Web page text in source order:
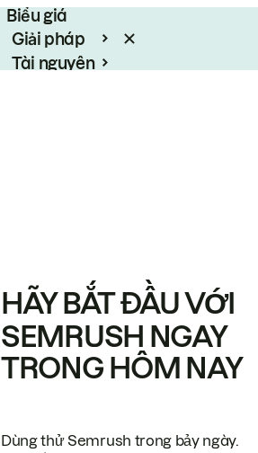
Biểu giá
Giải pháp
Tài nguyên
HÃY BẮT ĐẦU VỚI
SEMRUSH NGAY
TRONG HÔM NAY
Dùng thử Semrush trong bảy ngày.